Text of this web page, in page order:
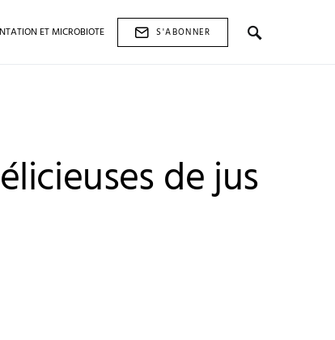
ET MICROBIOTE
S'ABONNER
de jus